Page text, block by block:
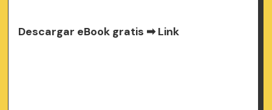
Descargar eBook gratis ➡Link